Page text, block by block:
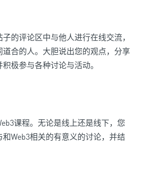
的评论区中与他人进行在线交流，
合的人。大胆说出您的观点，分享
极参与各种讨论与活动。
课程。无论是线上还是线下，您
Web3相关的有意义的讨论，并结